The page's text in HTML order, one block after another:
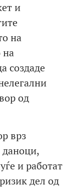
и
на
на
создаде
од
врз
и работат
дел од